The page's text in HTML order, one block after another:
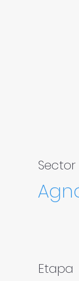
Sector
Etapa